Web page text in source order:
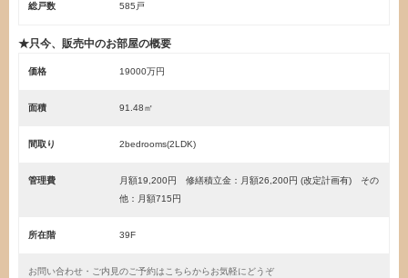
総戸数 585戸
★只今、販売中のお部屋の概要
価格 19000万円
面積 91.48㎡
間取り 2bedrooms(2LDK)
管理費
月額19,200円 修繕積立金：月額26,200円 (改定計画有) その
他：月額715円
所在階 39F
お問い合わせ・ご内見のご予約はこちらからお気軽にどうぞ